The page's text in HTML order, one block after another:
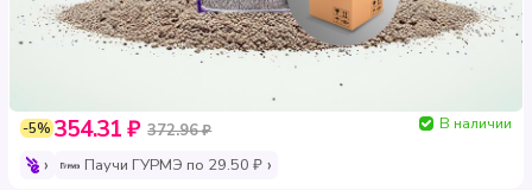
-5% 354.31 ₽ 372.96 ₽
В наличии
Паучи ГУРМЭ по 29.50 ₽